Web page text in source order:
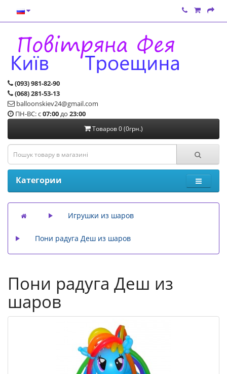
(093) 981-82-90
(068) 281-53-13
balloonskiev24@gmail.com
ПН-ВС: с07:00до 23:00
Товаров 0 (0грн.)
Категории
Игрушки из шаров
Пони радуга Деш из шаров
Пони радуга Деш из
шаров